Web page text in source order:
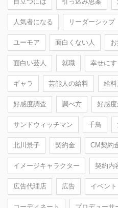
人気者になる リーダーシップ
ユーモア 面白くない人
面白い芸人 就職 幸せに
ギャラ 芸能人の給料 給
好感度調査 調べ方 好感
サンドウィッチマン 千鳥
北川景子 契約金 CM契約
イメージキャラクター 契約内
広告代理店 広告 イベント